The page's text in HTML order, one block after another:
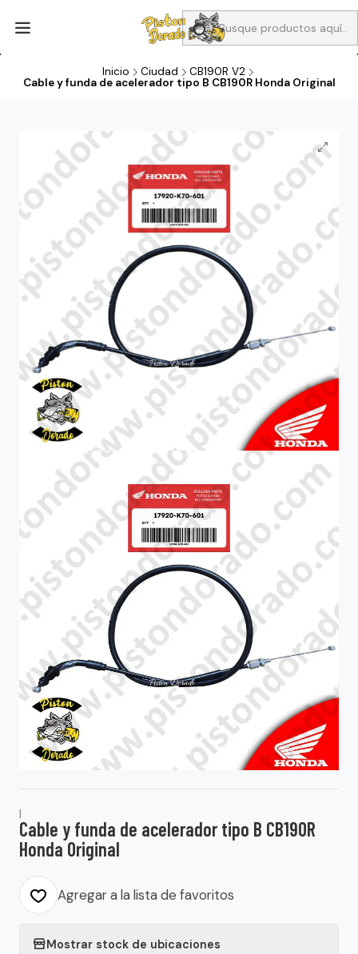
Aprovecha Compra 1 Aceites Full sintético o 1 Aceite semi
sintetico y el filtro de aire verde para la CB190R o CBF160M a 13
Inicio Ciudad
CB190R V2
Cable y funda de acelerador tipo B CB190R Honda Original
|
Cable y funda de acelerador tipo B CB190R
Honda Original
Agregar a la lista de favoritos
Mostrar stock de ubicaciones